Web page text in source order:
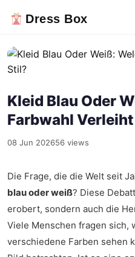
Dress Box
Kleid Blau Oder
Farbwahl
08 Jun 202656 views
Die Frage, die die Welt seit
blau oder weiß? Diese
erobert, sondern auch die
Viele Menschen fragen sich,
verschiedene Farben sehen